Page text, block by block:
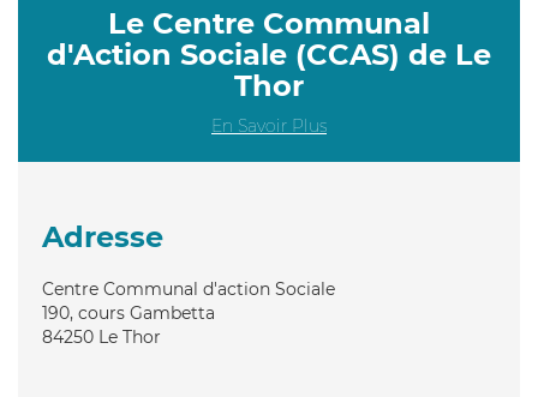
Le Centre Communal
d'Action Sociale (CCAS) de Le
Thor
En Savoir Plus
Adresse
Centre Communal d'action Sociale
190, cours Gambetta
84250 Le Thor